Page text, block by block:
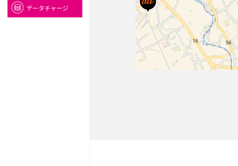
データチャージ